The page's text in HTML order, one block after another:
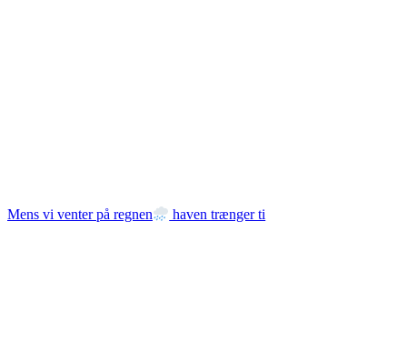
Mens vi venter på regnen haven trænger ti